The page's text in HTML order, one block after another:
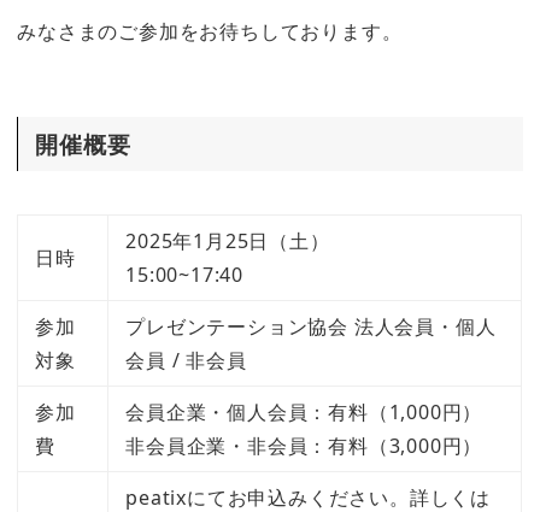
みなさまのご参加をお待ちしております。
開催概要
日時
2025年1月25日（土）
15:00~17:40
参加
対象
プレゼンテーション協会 法人会員・個人
会員 / 非会員
参加
費
会員企業・個人会員：有料（1,000円）
非会員企業・非会員：有料（3,000円）
peatixにてお申込みください。詳しくは